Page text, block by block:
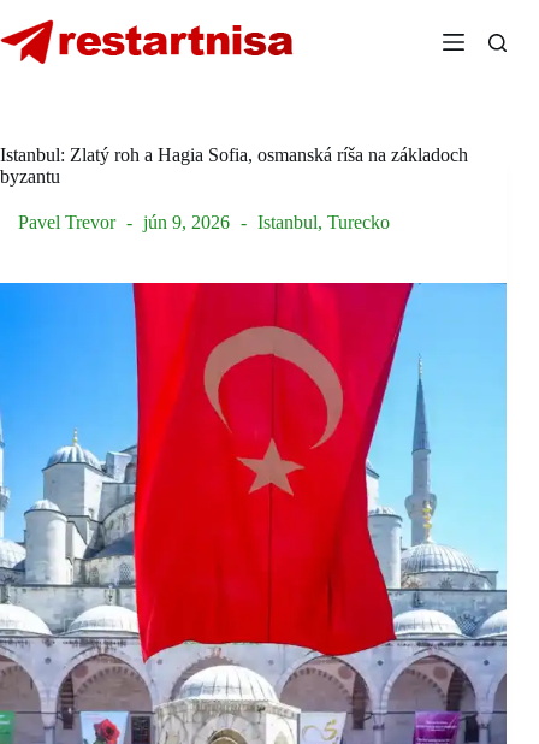
to
content
Istanbul: Zlatý roh a Hagia Sofia, osmanská ríša na základoch
byzantu
Pavel Trevor jún 9, 2026 Istanbul, Turecko